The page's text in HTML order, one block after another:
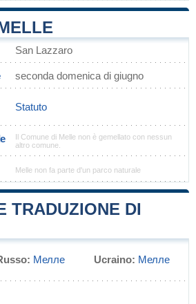
San Lazzaro
seconda domenica di giugno
Statuto
Il Comune di Melle non è gemellato con nessun
altro comune.
Melle non fa parte d'un parco naturale
TRADUZIONE DI
Мелле Ucraino: Мелле